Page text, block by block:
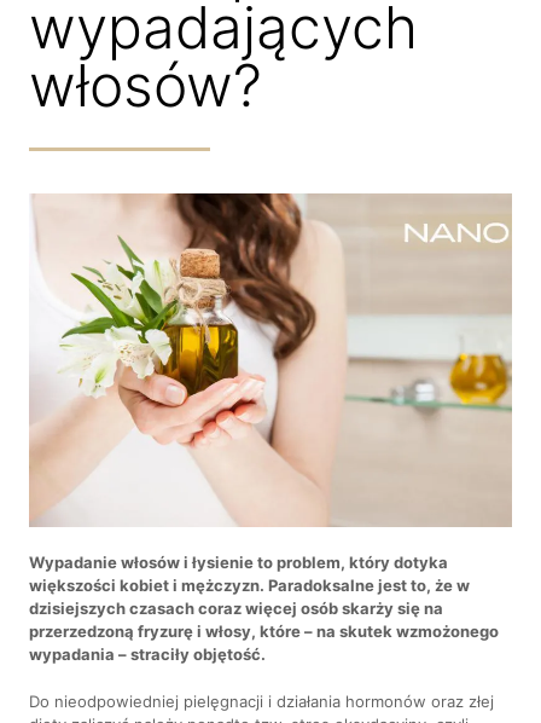
wypadających
włosów?
Wypadanie włosów i łysienie to problem, który dotyka
większości kobiet i mężczyzn. Paradoksalne jest to, że w
dzisiejszych czasach coraz więcej osób skarży się na
przerzedzoną fryzurę i włosy, które – na skutek wzmożonego
wypadania – straciły objętość.
Do nieodpowiedniej pielęgnacji i działania hormonów oraz złej